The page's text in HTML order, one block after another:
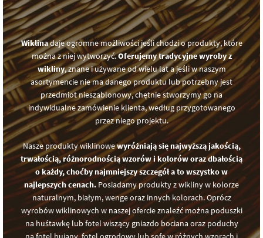
Wiklinadaje ogromne możliwości jeśli chodzi o produkty, które
można z niej wytworzyć.Oferujemy tradycyjne wyroby z
wikliny, znane i używane od wielu lat a jeśli w naszym
asortymencie nie ma danego produktu lub potrzebny jest
przedmiot nieszablonowy, chętnie stworzymy go na
indywidualne zamówienie klienta, według przygotowanego
przez niego projektu.
Nasze produkty wiklinowewyróżniają się najwyższą jakością,
trwałością, różnorodnością wzorów i kolorów oraz dbałością
o każdy, choćby najmniejszy szczegół a to wszystko w
najlepszych cenach. Posiadamy produkty z wikliny w kolorze
naturalnym, białym, wenge oraz innych kolorach. Oprócz
wyrobów wiklinowych w naszej ofercie znaleźć można poduszki
na huśtawkę lub fotel wiszący gniazdo bociana oraz poduchy